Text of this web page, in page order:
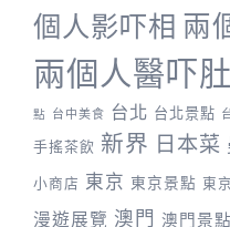
個人影吓相 兩
兩個人醫吓肚
點 台中美食 台北 台北景點
手搖茶飲 新界 日本菜
小商店 東京 東京景點 東
漫遊展覽 澳門 澳門景點